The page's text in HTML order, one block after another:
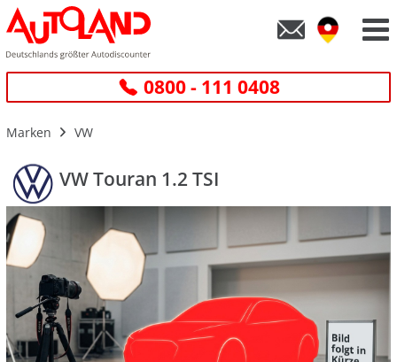
0800 - 111 0408
Marken VW
VW Touran 1.2 TSI